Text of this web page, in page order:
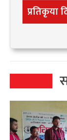
प्रतिकृया